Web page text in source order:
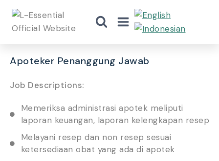
Apoteker Penanggung Jawab
Job Descriptions:
Memeriksa administrasi apotek meliputi
laporan keuangan, laporan kelengkapan resep
Melayani resep dan non resep sesuai
ketersediaan obat yang ada di apotek